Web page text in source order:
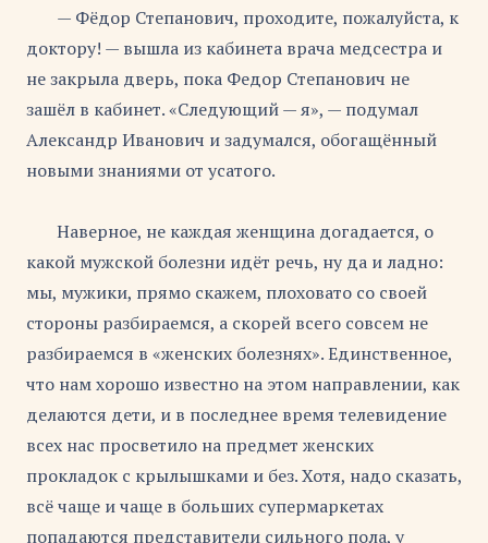
— Фёдор Степанович, проходите, пожалуйста, к
доктору! — вышла из кабинета врача медсестра и
не закрыла дверь, пока Федор Степанович не
зашёл в кабинет. «Следующий — я», — подумал
Александр Иванович и задумался, обогащённый
новыми знаниями от усатого.
Наверное, не каждая женщина догадается, о
какой мужской болезни идёт речь, ну да и ладно:
мы, мужики, прямо скажем, плоховато со своей
стороны разбираемся, а скорей всего совсем не
разбираемся в «женских болезнях». Единственное,
что нам хорошо известно на этом направлении, как
делаются дети, и в последнее время телевидение
всех нас просветило на предмет женских
прокладок с крылышками и без. Хотя, надо сказать,
всё чаще и чаще в больших супермаркетах
попадаются представители сильного пола, у